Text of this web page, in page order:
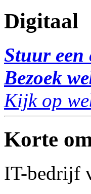
Digitaal
Stuur een
Bezoek
Kijk op
Korte
IT-bedrijf